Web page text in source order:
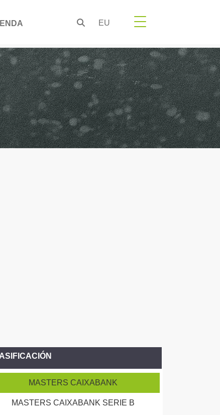
EU
MASTERS CAIXABANK
MASTERS CAIXABANK SERIE B